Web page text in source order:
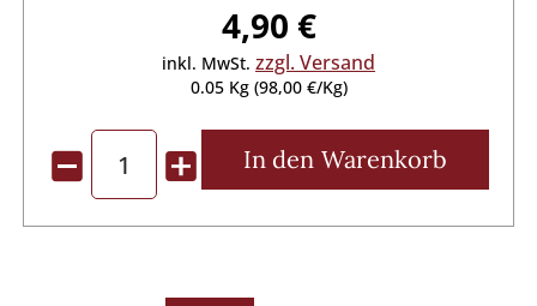
4,90 €
inkl. MwSt. zzgl. Versand
0.05 Kg (98,00 €/Kg)
In den Warenkorb